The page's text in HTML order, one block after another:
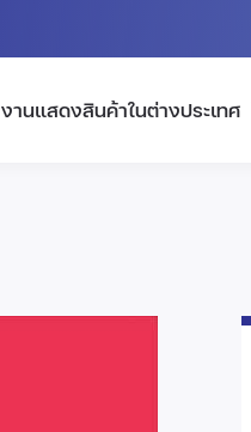
งานแสดงสินค้าในต่างประเทศ